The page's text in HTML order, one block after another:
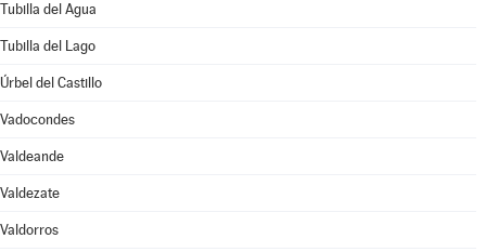
Tubilla del Agua
Tubilla del Lago
Úrbel del Castillo
Vadocondes
Valdeande
Valdezate
Valdorros